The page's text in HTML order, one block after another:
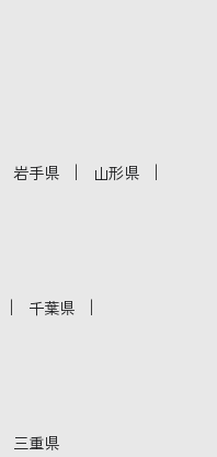
岩手県 ｜ 山形県 ｜
｜ 千葉県 ｜
三重県